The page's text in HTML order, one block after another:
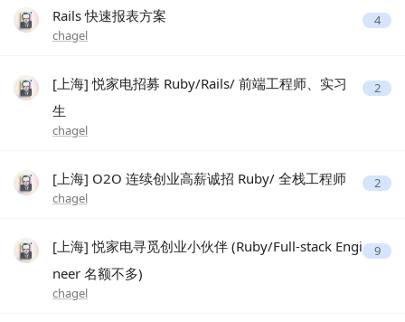
Rails 快速报表方案
chagel
4
[上海] 悦家电招募 Ruby/Rails/ 前端工程师、实习
生
chagel
2
[上海] O2O 连续创业高薪诚招 Ruby/ 全栈工程师
chagel
2
[上海] 悦家电寻觅创业小伙伴 (Ruby/Full-stack Engi
neer 名额不多)
chagel
9